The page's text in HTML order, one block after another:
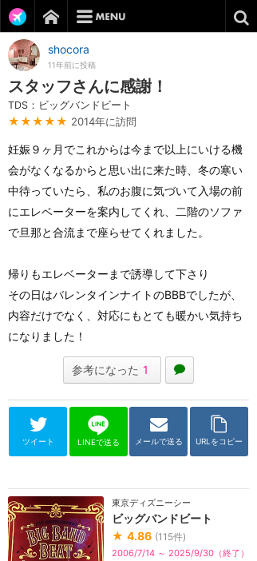
shocora
11年前に投稿
スタッフさんに感謝！
TDS：ビッグバンドビート
★★★★★ 2014年に訪問
妊娠９ヶ月でこれからは今まで以上にいける機
会がなくなるからと思い出に来た時、冬の寒い
中待っていたら、私のお腹に気づいて入場の前
にエレベーターを案内してくれ、二階のソファ
で旦那と合流まで座らせてくれました。
帰りもエレベーターまで誘導して下さり
その日はバレンタインナイトのBBBでしたが、
内容だけでなく、対応にもとても暖かい気持ち
になりました！
参考になった 1
ツイート LINEで送る メールで送る URLをコピー
東京ディズニーシー
ビッグバンドビート
★ 4.86 (115件)
2006/7/14 ～ 2025/9/30（終了）